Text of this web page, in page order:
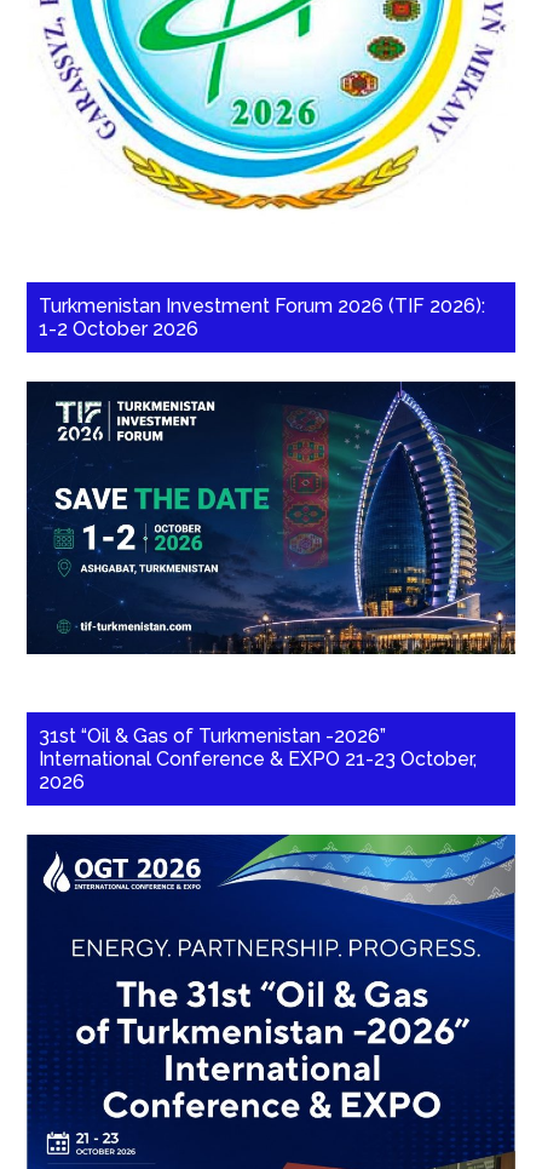
Turkmenistan Investment Forum 2026 (TIF 2026):
1-2 October 2026
31st “Oil & Gas of Turkmenistan -2026”
International Conference & EXPO 21-23 October,
2026